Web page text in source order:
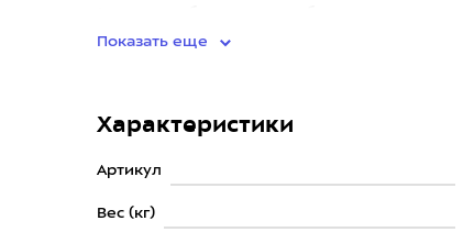
Показать еще
Характеристики
Артикул
Вес (кг)